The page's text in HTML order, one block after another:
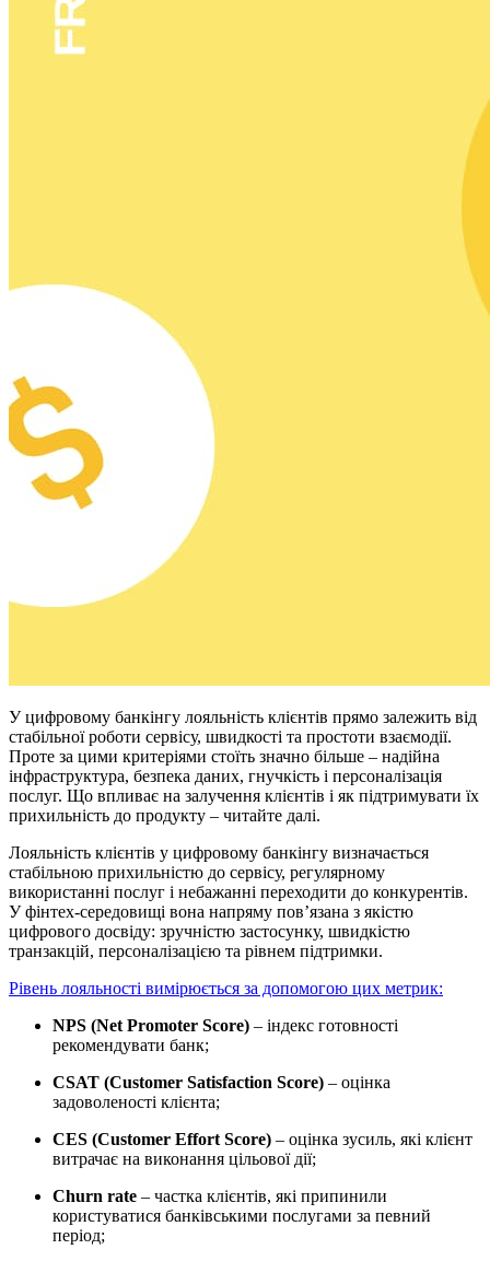
У цифровому банкінгу лояльність клієнтів прямо залежить від
стабільної роботи сервісу, швидкості та простоти взаємодії.
Проте за цими критеріями стоїть значно більше – надійна
інфраструктура, безпека даних, гнучкість і персоналізація
послуг. Що впливає на залучення клієнтів і як підтримувати їх
прихильність до продукту – читайте далі.
Лояльність клієнтів у цифровому банкінгу визначається
стабільною прихильністю до сервісу, регулярному
використанні послуг і небажанні переходити до конкурентів.
У фінтех-середовищі вона напряму пов’язана з якістю
цифрового досвіду: зручністю застосунку, швидкістю
транзакцій, персоналізацією та рівнем підтримки.
Рівень лояльності вимірюється за допомогою цих метрик:
NPS (Net Promoter Score) – індекс готовності
рекомендувати банк;
CSAT (Customer Satisfaction Score) – оцінка
задоволеності клієнта;
CES (Customer Effort Score) – оцінка зусиль, які клієнт
витрачає на виконання цільової дії;
Churn rate – частка клієнтів, які припинили
користуватися банківськими послугами за певний
період;